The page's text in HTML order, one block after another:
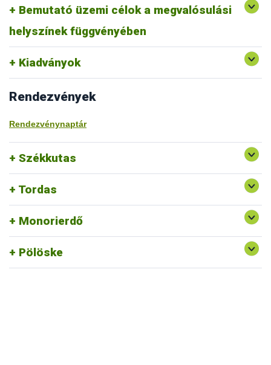
Bemutató üzemi célok a megvalósulási
helyszínek függvényében
Székkutas
szántóföldi fajok vizsgálata
Monorierdő erdészeti fajok vizsgálata, fajtakitermesztés
Kiadványok
Rendezvények
Rendezvénynaptár
Székkutas
Tordas
Monorierdő
Pölöske